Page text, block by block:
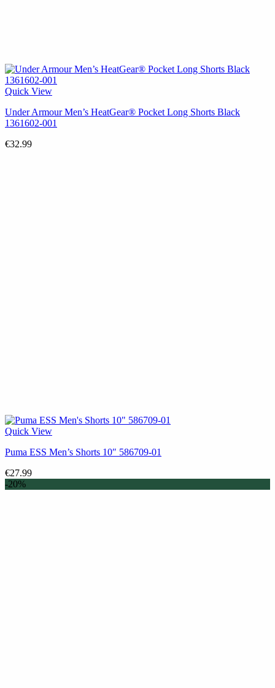
Quick View
Under Armour Men’s HeatGear® Pocket Long Shorts Black
1361602-001
€32.99
Quick View
Puma ESS Men’s Shorts 10″ 586709-01
€27.99
-20%